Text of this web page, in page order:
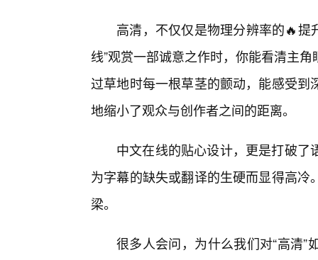
高清，不仅仅是物理分辨率的🔥提
线”观赏一部诚意之作时，你能看清主
过草地时每一根草茎的颤动，能感受
地缩小了观众与创作者之间的距离。
中文在线的贴心设计，更是打破
为字幕的缺失或翻译的生硬而显得高
梁。
很多人会问，为什么我们对“高清